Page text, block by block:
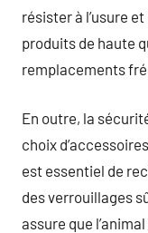
résister à l’usure
produits de haute
remplacements
En outre, la
choix
est essentiel de
des verrouillages
assure que